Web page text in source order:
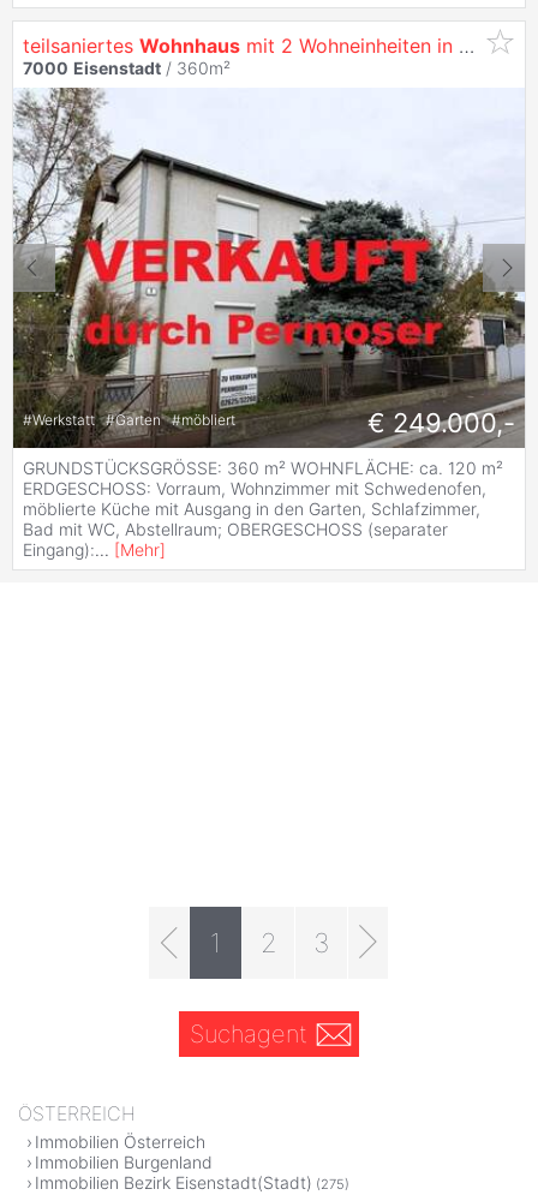
teilsaniertes Wohnhaus mit 2 Wohneinheiten in attraktiver Lage und hervorragender Infrastruktur
7000 Eisenstadt / 360m²
#Werkstatt #Garten #möbliert € 249.000,-
GRUNDSTÜCKSGRÖSSE: 360 m² WOHNFLÄCHE: ca. 120 m²
ERDGESCHOSS: Vorraum, Wohnzimmer mit Schwedenofen,
möblierte Küche mit Ausgang in den Garten, Schlafzimmer,
Bad mit WC, Abstellraum; OBERGESCHOSS (separater
Eingang):... [Mehr]
1 2 3
Suchagent
ÖSTERREICH
Immobilien Österreich
Immobilien Burgenland
Immobilien Bezirk Eisenstadt(Stadt) (275)